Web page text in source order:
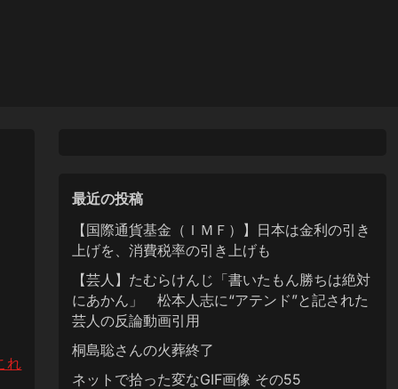
れ
最近の投稿
【国際通貨基金（ＩＭＦ）】日本は金利の引き
上げを、消費税率の引き上げも
【芸人】たむらけんじ「書いたもん勝ちは絶対
にあかん」 松本人志に“アテンド”と記された
芸人の反論動画引用
桐島聡さんの火葬終了
ネットで拾った変なGIF画像 その55